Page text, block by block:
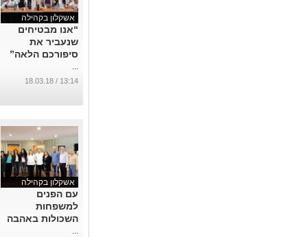
אשקלון בקהילה
“אנו מבטיחים
שנעביר את
סיפורכם הלאה”
...
13:14 / 18.03.18
אשקלון בקהילה
עם הפנים
למשפחות
השכולות באהבה
...